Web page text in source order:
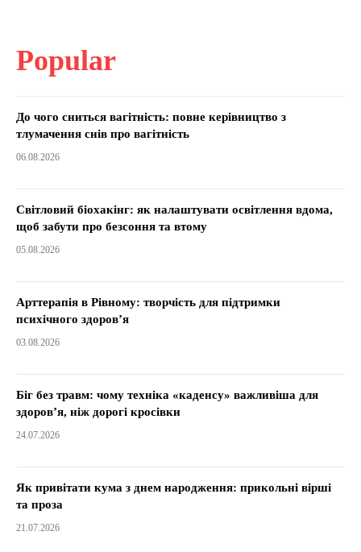
Popular
До чого сниться вагітність: повне керівництво з
тлумачення снів про вагітність
06.08.2026
Світловий біохакінг: як налаштувати освітлення вдома,
щоб забути про безсоння та втому
05.08.2026
Арттерапія в Рівному: творчість для підтримки
психічного здоров’я
03.08.2026
Біг без травм: чому техніка «каденсу» важливіша для
здоров’я, ніж дорогі кросівки
24.07.2026
Як привітати кума з днем народження: прикольні вірші
та проза
21.07.2026